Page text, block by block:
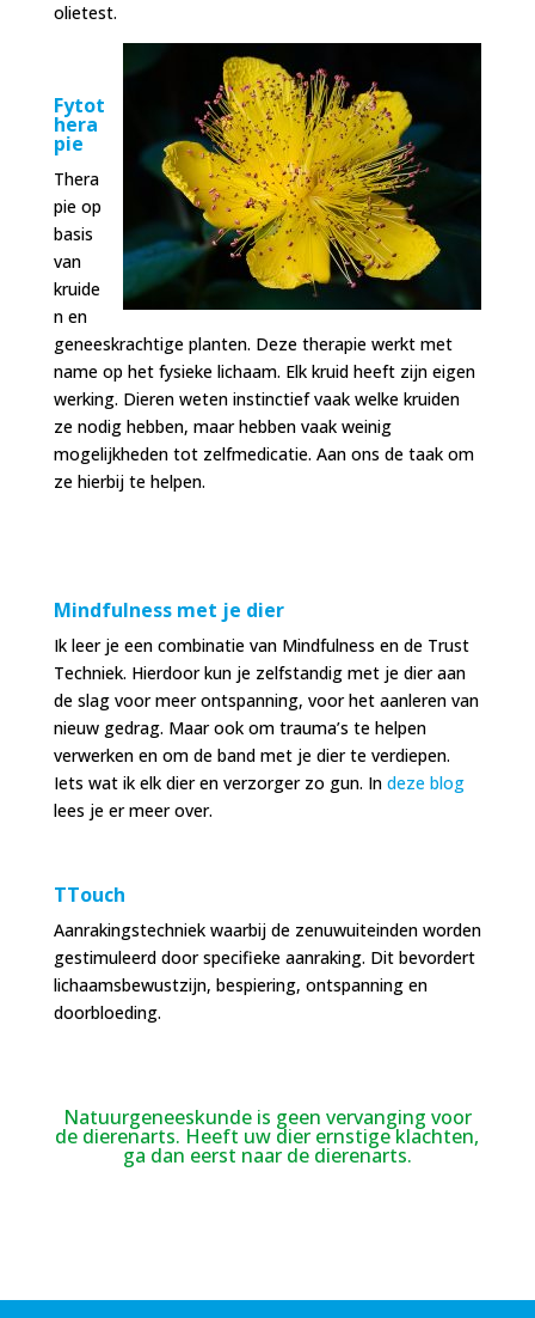
olietest.
Fytot
hera
pie
Thera
pie op
basis
van
kruide
n en
geneeskrachtige planten. Deze therapie werkt met
name op het fysieke lichaam. Elk kruid heeft zijn eigen
werking. Dieren weten instinctief vaak welke kruiden
ze nodig hebben, maar hebben vaak weinig
mogelijkheden tot zelfmedicatie. Aan ons de taak om
ze hierbij te helpen.
Mindfulness met je dier
Ik leer je een combinatie van Mindfulness en de Trust
Techniek. Hierdoor kun je zelfstandig met je dier aan
de slag voor meer ontspanning, voor het aanleren van
nieuw gedrag. Maar ook om trauma’s te helpen
verwerken en om de band met je dier te verdiepen.
Iets wat ik elk dier en verzorger zo gun. In deze blog
lees je er meer over.
TTouch
Aanrakingstechniek waarbij de zenuwuiteinden worden
gestimuleerd door specifieke aanraking. Dit bevordert
lichaamsbewustzijn, bespiering, ontspanning en
doorbloeding.
Natuurgeneeskunde is geen vervanging voor
de dierenarts. Heeft uw dier ernstige klachten,
ga dan eerst naar de dierenarts.